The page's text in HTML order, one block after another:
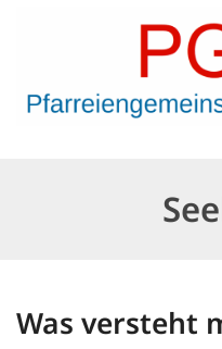
Was versteht